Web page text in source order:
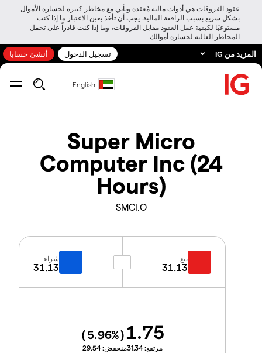
عقود الفروقات هي أدوات مالية مُعقدة وتأتي مع مخاطر كبيرة لخسارة الأموال
بشكل سريع بسبب الرافعة المالية. يجب أن تأخذ بعين الاعتبار ما إذا كنت
مستوعبًا لكيفية عمل العقود مقابل الفروقات، وما إذا كنت قادراً على تحمل
المخاطر العالية لخسارة أموالك.
المزيد من IG تسجيل الدخول أنشئ حسابا
English
Super Micro
Computer Inc (24
Hours)
SMCI.O
بيع
31.13
شراء
31.13
1.75
(
5.96%)
مرتفع:31.34منخفض:29.54